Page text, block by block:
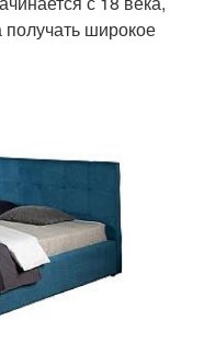
получать широкое